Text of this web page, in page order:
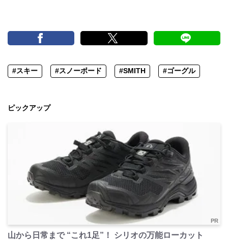
#スキー #スノーボード #SMITH #ゴーグル
ピックアップ
PR
山から日常まで “これ1足”！ シリオの万能ローカット